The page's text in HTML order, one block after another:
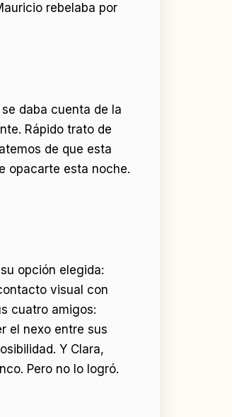
rebelaba por
daba cuenta de la
Rápido trato de
de que esta
opacarte esta noche.
opción elegida:
visual con
cuatro amigos:
el nexo entre sus
Y Clara,
Pero no lo logró.